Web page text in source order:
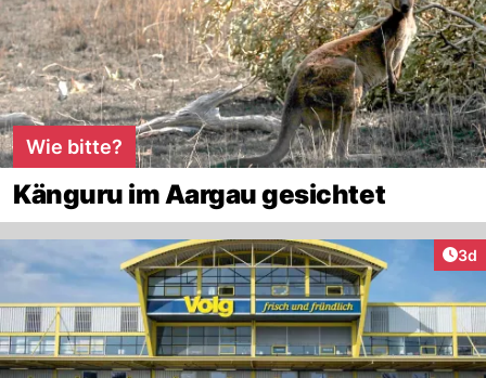
Wie bitte?
Känguru im Aargau gesichtet
3d